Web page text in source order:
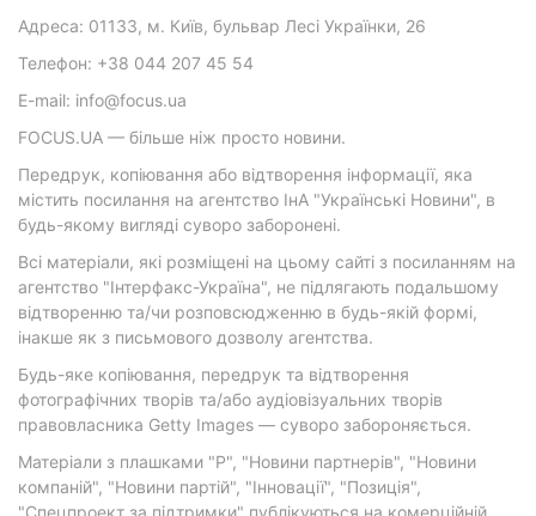
Адреса: 01133, м. Київ, бульвар Лесі Українки, 26
Телефон: +38 044 207 45 54
E-mail: info@focus.ua
FOCUS.UA — більше ніж просто новини.
Передрук, копіювання або відтворення інформації, яка
містить посилання на агентство ІнА "Українські Новини", в
будь-якому вигляді суворо заборонені.
Всі матеріали, які розміщені на цьому сайті з посиланням на
агентство "Інтерфакс-Україна", не підлягають подальшому
відтворенню та/чи розповсюдженню в будь-якій формі,
інакше як з письмового дозволу агентства.
Будь-яке копіювання, передрук та відтворення
фотографічних творів та/або аудіовізуальних творів
правовласника Getty Images — суворо забороняється.
Матеріали з плашками "Р", "Новини партнерів", "Новини
компаній", "Новини партій", "Інновації", "Позиція",
"Спецпроект за підтримки" публікуються на комерційній